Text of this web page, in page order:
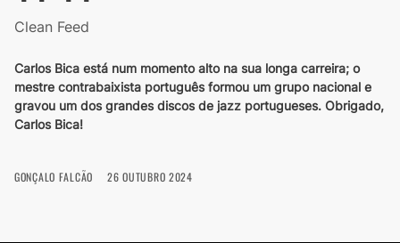
Clean Feed
Carlos Bica está num momento alto na sua longa carreira; o
mestre contrabaixista português formou um grupo nacional e
gravou um dos grandes discos de jazz portugueses. Obrigado,
Carlos Bica!
GONÇALO FALCÃO 26 OUTUBRO 2024